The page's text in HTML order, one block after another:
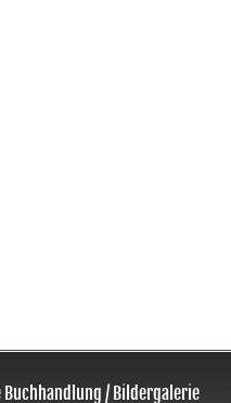
Buchhandlung / Bildergalerie